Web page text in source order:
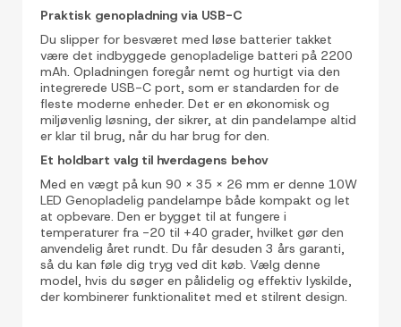
Praktisk genopladning via USB-C
Du slipper for besværet med løse batterier takket
være det indbyggede genopladelige batteri på 2200
mAh. Opladningen foregår nemt og hurtigt via den
integrerede USB-C port, som er standarden for de
fleste moderne enheder. Det er en økonomisk og
miljøvenlig løsning, der sikrer, at din pandelampe altid
er klar til brug, når du har brug for den.
Et holdbart valg til hverdagens behov
Med en vægt på kun 90 x 35 x 26 mm er denne 10W
LED Genopladelig pandelampe både kompakt og let
at opbevare. Den er bygget til at fungere i
temperaturer fra -20 til +40 grader, hvilket gør den
anvendelig året rundt. Du får desuden 3 års garanti,
så du kan føle dig tryg ved dit køb. Vælg denne
model, hvis du søger en pålidelig og effektiv lyskilde,
der kombinerer funktionalitet med et stilrent design.